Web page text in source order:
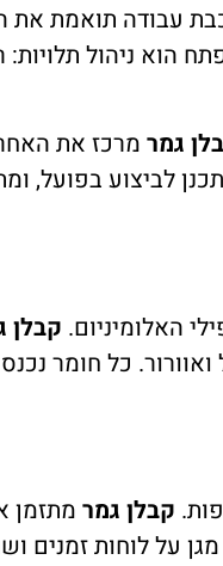
עבודה תואמת את
ניהול תלויות:
גמר מרכז את
לביצוע בפועל,
האלומיניום. קבלן
כל חומר
קבלן גמר מתזמן
על לוחות זמנים